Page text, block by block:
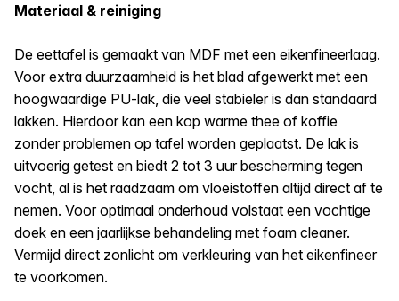
Materiaal & reiniging
De eettafel is gemaakt van MDF met een eikenfineerlaag.
Voor extra duurzaamheid is het blad afgewerkt met een
hoogwaardige PU-lak, die veel stabieler is dan standaard
lakken. Hierdoor kan een kop warme thee of koffie
zonder problemen op tafel worden geplaatst. De lak is
uitvoerig getest en biedt 2 tot 3 uur bescherming tegen
vocht, al is het raadzaam om vloeistoffen altijd direct af te
nemen. Voor optimaal onderhoud volstaat een vochtige
doek en een jaarlijkse behandeling met foam cleaner.
Vermijd direct zonlicht om verkleuring van het eikenfineer
te voorkomen.